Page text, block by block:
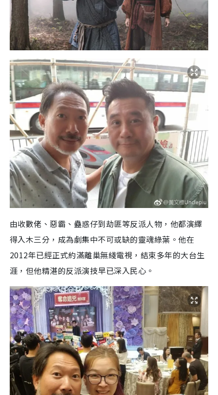
由收數佬、惡霸、蠱惑仔到劫匪等反派人物，他都演繹
得入木三分，成為劇集中不可或缺的靈魂綠葉。他在
2012年已經正式約滿離巢無綫電視，結束多年的大台生
涯，但他精湛的反派演技早已深入民心。